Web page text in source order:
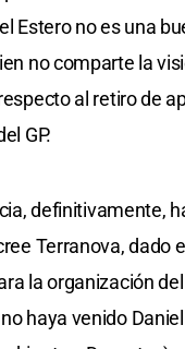
Estero no es una
no comparte la
al retiro de
GP.
definitivamente,
Terranova, dado
la organización del
haya venido